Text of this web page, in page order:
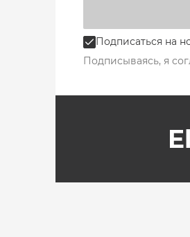
Подписаться на
Подписываясь, я